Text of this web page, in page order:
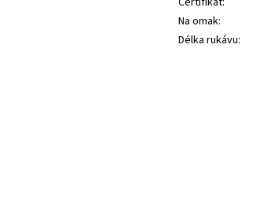
Na omak:
Délka rukávu: